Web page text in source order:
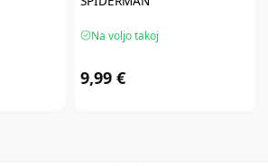
Na voljo takoj
9,99 €